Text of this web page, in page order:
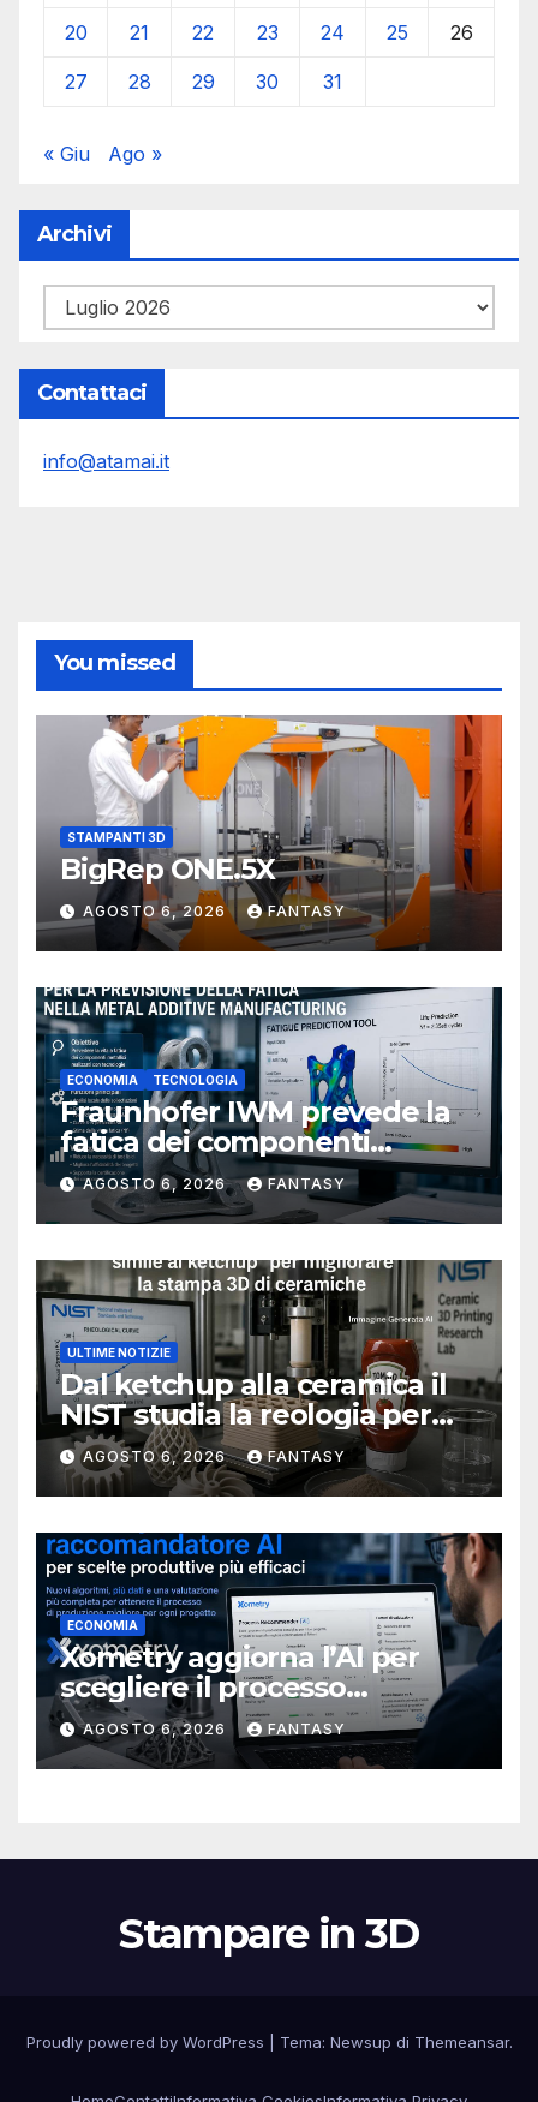
20 21 22 23 24 25 26
27 28 29 30 31
« Giu Ago »
Archivi
Archivi
Contattaci
info@atamai.it
You missed
STAMPANTI 3D
BigRep ONE.5X
AGOSTO 6, 2026 FANTASY
ECONOMIA TECNOLOGIA
Fraunhofer IWM prevede la
fatica dei componenti
metallici stampati in 3D
AGOSTO 6, 2026 FANTASY
ULTIME NOTIZIE
Dal ketchup alla ceramica il
NIST studia la reologia per
rendere più affidabile la
stampa 3D
AGOSTO 6, 2026 FANTASY
ECONOMIA
Xometry aggiorna l’AI per
scegliere il processo
produttivo più adatto
AGOSTO 6, 2026 FANTASY
Stampare in 3D
Proudly powered by WordPress Tema: Newsup di Themeansar.